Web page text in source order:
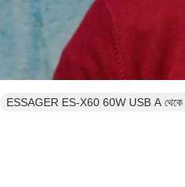
ESSAGER ES-X60 60W USB A থেকে C